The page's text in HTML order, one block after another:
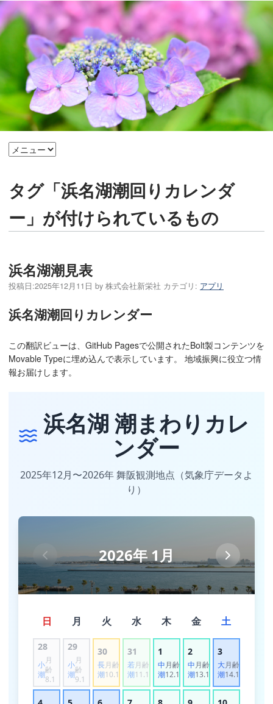
タグ「浜名湖潮回りカレンダ
ー」が付けられているもの
浜名湖潮見表
投稿日:2025年12月11日 by 株式会社新栄社 カテゴリ: アプリ
浜名湖潮回りカレンダー
この翻訳ビューは、GitHub Pagesで公開されたBolt製コンテンツを
Movable Typeに埋め込んで表示しています。 地域振興に役立つ情
報お届けします。